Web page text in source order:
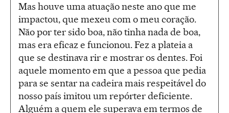
Mas houve uma atuação neste ano que me
impactou, que mexeu com o meu coração.
Não por ter sido boa, não tinha nada de boa,
mas era eficaz e funcionou. Fez a plateia a
que se destinava rir e mostrar os dentes. Foi
aquele momento em que a pessoa que pedia
para se sentar na cadeira mais respeitável do
nosso país imitou um repórter deficiente.
Alguém a quem ele superava em termos de